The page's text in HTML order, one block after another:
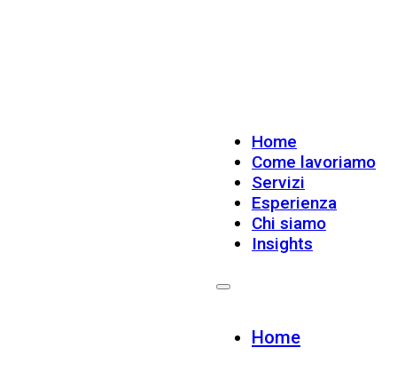
Home
Come lavoriamo
Servizi
Esperienza
Chi siamo
Insights
Home